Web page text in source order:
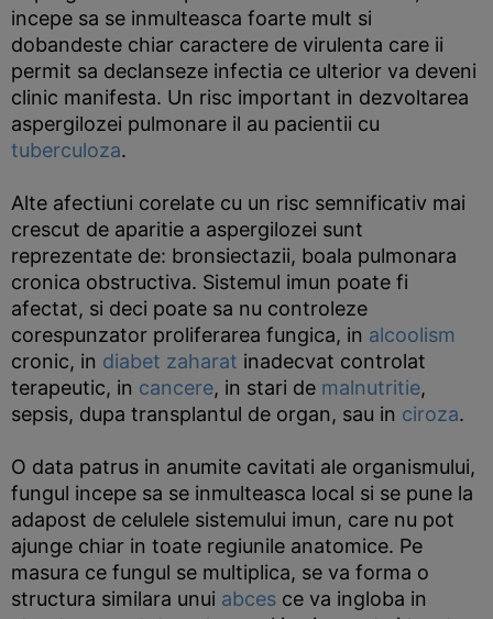
incepe sa se inmulteasca foarte mult si
dobandeste chiar caractere de virulenta care ii
permit sa declanseze infectia ce ulterior va deveni
clinic manifesta. Un risc important in dezvoltarea
aspergilozei pulmonare il au pacientii cu
tuberculoza.
Alte afectiuni corelate cu un risc semnificativ mai
crescut de aparitie a aspergilozei sunt
reprezentate de: bronsiectazii, boala pulmonara
cronica obstructiva. Sistemul imun poate fi
afectat, si deci poate sa nu controleze
corespunzator proliferarea fungica, in alcoolism
cronic, in diabet zaharat inadecvat controlat
terapeutic, in cancere, in stari de malnutritie,
sepsis, dupa transplantul de organ, sau in ciroza.
O data patrus in anumite cavitati ale organismului,
fungul incepe sa se inmulteasca local si se pune la
adapost de celulele sistemului imun, care nu pot
ajunge chiar in toate regiunile anatomice. Pe
masura ce fungul se multiplica, se va forma o
structura similara unui abces ce va ingloba in